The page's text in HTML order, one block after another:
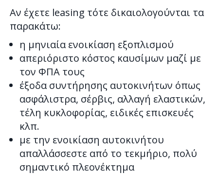
Αν έχετε leasing τότε δικαιολογούνται τα
παρακάτω:
η μηνιαία ενοικίαση εξοπλισμού
απεριόριστο κόστος καυσίμων μαζί με
τον ΦΠΑ τους
έξοδα συντήρησης αυτοκινήτων όπως
ασφάλιστρα, σέρβις, αλλαγή ελαστικών,
τέλη κυκλοφορίας, ειδικές επισκευές
κλπ.
με την ενοικίαση αυτοκινήτου
απαλλάσσεστε από το τεκμήριο, πολύ
σημαντικό πλεονέκτημα